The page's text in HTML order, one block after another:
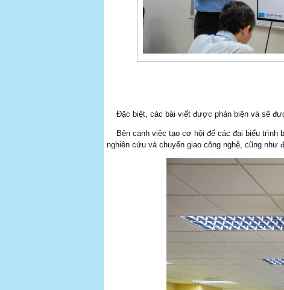
Đặc biệt, các bài viết được phản biện và sẽ
Bên cạnh việc tạo cơ hội để các đại biểu trình
nghiên cứu và chuyển giao công nghệ, cũng như